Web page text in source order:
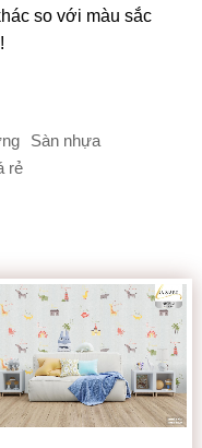
so với màu sắc
Sàn nhựa
rẻ